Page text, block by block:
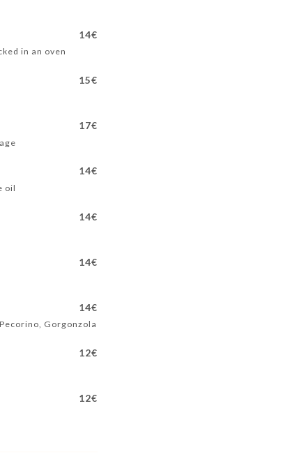
14€
in an oven
15€
17€
14€
oil
14€
14€
14€
Gorgonzola
12€
12€